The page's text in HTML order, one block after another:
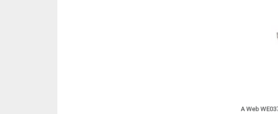
A Web